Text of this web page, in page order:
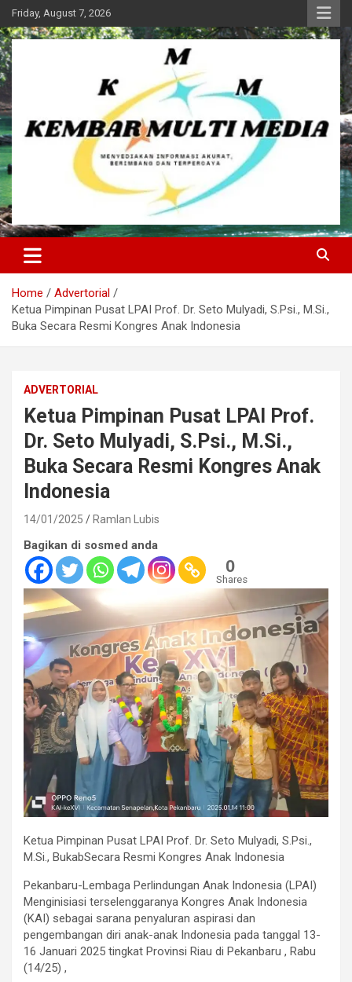
Skip
to
content
Friday, August 7, 2026
Kembar Multi Media
Home
Advertorial
Ketua Pimpinan Pusat LPAI Prof. Dr. Seto Mulyadi, S.Psi., M.Si.,
Buka Secara Resmi Kongres Anak Indonesia
ADVERTORIAL
Ketua Pimpinan Pusat LPAI Prof.
Dr. Seto Mulyadi, S.Psi., M.Si.,
Buka Secara Resmi Kongres Anak
Indonesia
14/01/2025 Ramlan Lubis
Bagikan di sosmed anda
0
Shares
Ketua Pimpinan Pusat LPAI Prof. Dr. Seto Mulyadi, S.Psi.,
M.Si., BukabSecara Resmi Kongres Anak Indonesia
Pekanbaru-Lembaga Perlindungan Anak Indonesia (LPAI)
Menginisiasi terselenggaranya Kongres Anak Indonesia
(KAI) sebagai sarana penyaluran aspirasi dan
pengembangan diri anak-anak Indonesia pada tanggal 13-
16 Januari 2025 tingkat Provinsi Riau di Pekanbaru , Rabu
(14/25) ,